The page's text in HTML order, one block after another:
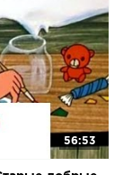
56:53